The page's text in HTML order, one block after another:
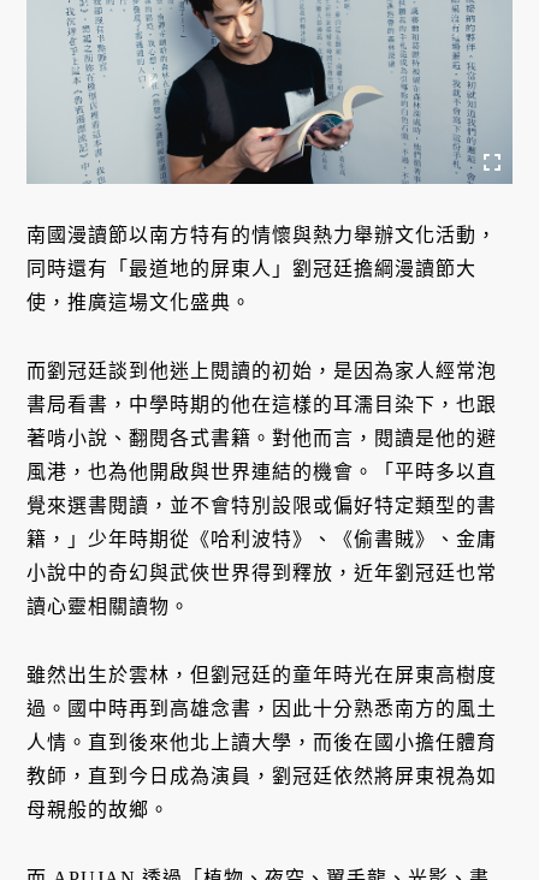
南國漫讀節以南方特有的情懷與熱力舉辦文化活動，
同時還有「最道地的屏東人」劉冠廷擔綱漫讀節大
使，推廣這場文化盛典。
而劉冠廷談到他迷上閱讀的初始，是因為家人經常泡
書局看書，中學時期的他在這樣的耳濡目染下，也跟
著啃小說、翻閱各式書籍。對他而言，閱讀是他的避
風港，也為他開啟與世界連結的機會。「平時多以直
覺來選書閱讀，並不會特別設限或偏好特定類型的書
籍，」少年時期從《哈利波特》、《偷書賊》、金庸
小說中的奇幻與武俠世界得到釋放，近年劉冠廷也常
讀心靈相關讀物。
雖然出生於雲林，但劉冠廷的童年時光在屏東高樹度
過。國中時再到高雄念書，因此十分熟悉南方的風土
人情。直到後來他北上讀大學，而後在國小擔任體育
教師，直到今日成為演員，劉冠廷依然將屏東視為如
母親般的故鄉。